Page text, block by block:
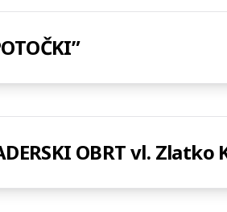
OBRT vl. Zlatko